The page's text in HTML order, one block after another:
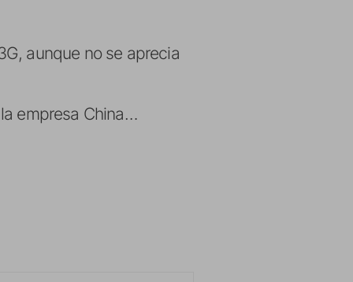
aunque no se aprecia
empresa China…